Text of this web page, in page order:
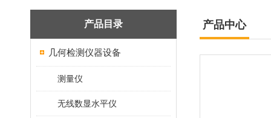
产品目录
几何检测仪器设备
测量仪
无线数显水平仪
产品中心